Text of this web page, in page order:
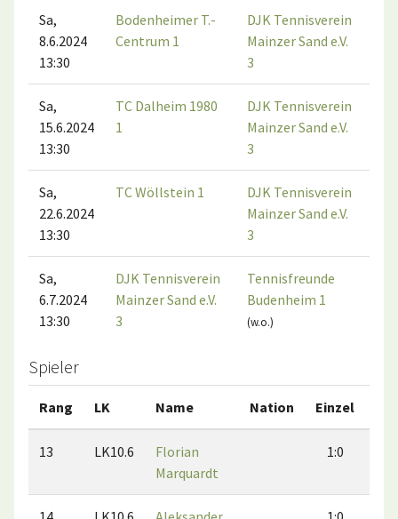
Sa,
8.6.2024
13:30
Bodenheimer T.-
Centrum 1
DJK Tennisverein
Mainzer Sand e.V.
3
Sa,
15.6.2024
13:30
TC Dalheim 1980
1
DJK Tennisverein
Mainzer Sand e.V.
3
Sa,
22.6.2024
13:30
TC Wöllstein 1
DJK Tennisverein
Mainzer Sand e.V.
3
Sa,
6.7.2024
13:30
DJK Tennisverein
Mainzer Sand e.V.
3
Tennisfreunde
Budenheim 1
(w.o.)
Spieler
Rang LK Name Nation Einzel
13 LK10.6
Florian
Marquardt
1:0